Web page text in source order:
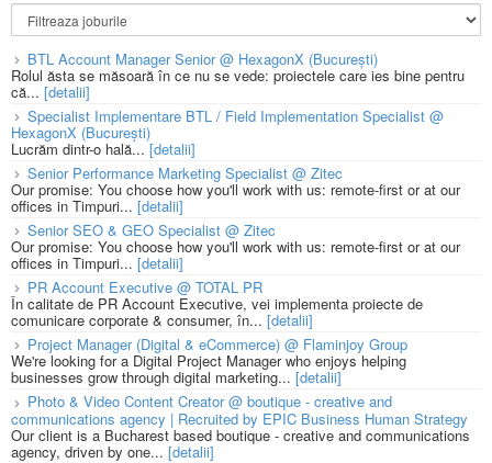
BTL Account Manager Senior @ HexagonX (București)
Rolul ăsta se măsoară în ce nu se vede: proiectele care ies bine pentru
că... [detalii]
Specialist Implementare BTL / Field Implementation Specialist @
HexagonX (București)
Lucrăm dintr-o hală...[detalii]
Senior Performance Marketing Specialist @ Zitec
Our promise: You choose how you'll work with us: remote-first or at our
offices in Timpuri... [detalii]
Senior SEO & GEO Specialist @ Zitec
Our promise: You choose how you'll work with us: remote-first or at our
offices in Timpuri... [detalii]
PR Account Executive @ TOTAL PR
În calitate de PR Account Executive, vei implementa proiecte de
comunicare corporate & consumer, în... [detalii]
Project Manager (Digital & eCommerce) @ Flaminjoy Group
We're looking for a Digital Project Manager who enjoys helping
businesses grow through digital marketing... [detalii]
Photo & Video Content Creator @ boutique - creative and
communications agency | Recruited by EPIC Business Human Strategy
Our client is a Bucharest based boutique - creative and communications
agency, driven by one... [detalii]